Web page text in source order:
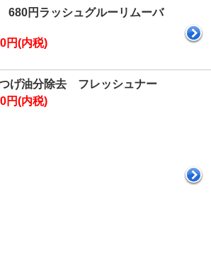
680円ラッシュグルーリムーバ
円(内税)
げ油分除去 フレッシュナー
円(内税)